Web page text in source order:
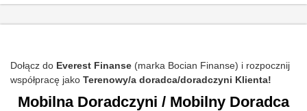
Dołącz do Everest Finanse (marka Bocian Finanse) i rozpocznij
współpracę jako Terenowy/a doradca/doradczyni Klienta!
Mobilna Doradczyni / Mobilny Doradca